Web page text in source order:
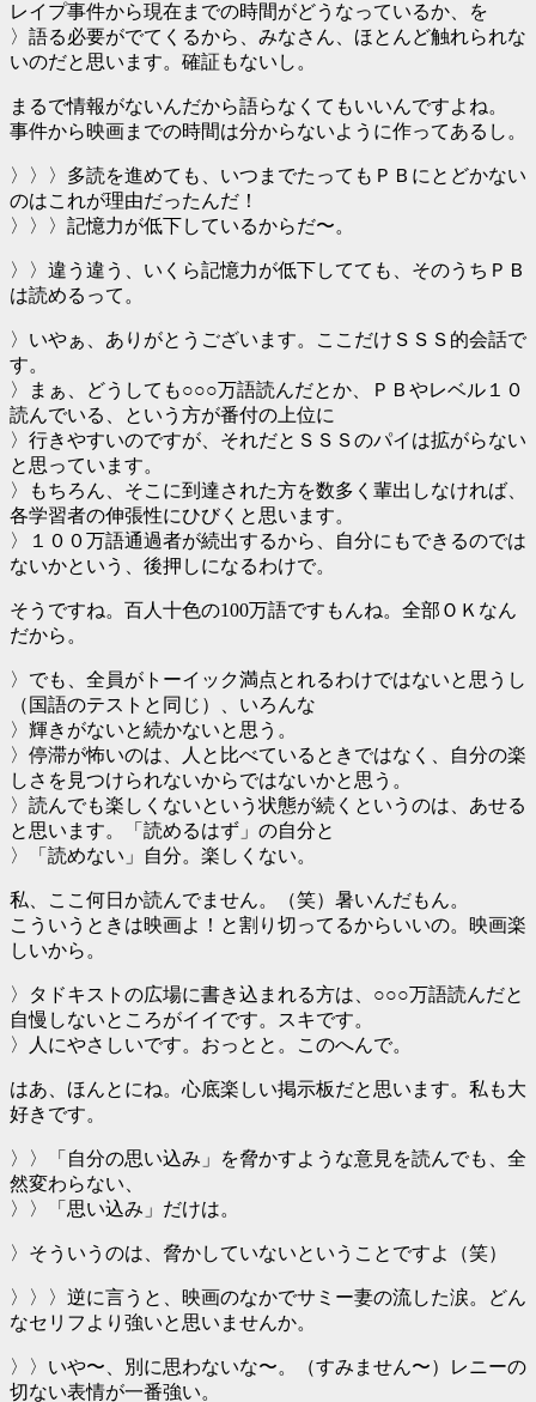
レイプ事件から現在までの時間がどうなっているか、を
〉語る必要がでてくるから、みなさん、ほとんど触れられな
いのだと思います。確証もないし。
まるで情報がないんだから語らなくてもいいんですよね。
事件から映画までの時間は分からないように作ってあるし。
〉〉〉多読を進めても、いつまでたってもＰＢにとどかない
のはこれが理由だったんだ！
〉〉〉記憶力が低下しているからだ〜。
〉〉違う違う、いくら記憶力が低下してても、そのうちＰＢ
は読めるって。
〉いやぁ、ありがとうございます。ここだけＳＳＳ的会話で
す。
〉まぁ、どうしても○○○万語読んだとか、ＰＢやレベル１０
読んでいる、という方が番付の上位に
〉行きやすいのですが、それだとＳＳＳのパイは拡がらない
と思っています。
〉もちろん、そこに到達された方を数多く輩出しなければ、
各学習者の伸張性にひびくと思います。
〉１００万語通過者が続出するから、自分にもできるのでは
ないかという、後押しになるわけで。
そうですね。百人十色の100万語ですもんね。全部ＯＫなん
だから。
〉でも、全員がトーイック満点とれるわけではないと思うし
（国語のテストと同じ）、いろんな
〉輝きがないと続かないと思う。
〉停滞が怖いのは、人と比べているときではなく、自分の楽
しさを見つけられないからではないかと思う。
〉読んでも楽しくないという状態が続くというのは、あせる
と思います。「読めるはず」の自分と
〉「読めない」自分。楽しくない。
私、ここ何日か読んでません。（笑）暑いんだもん。
こういうときは映画よ！と割り切ってるからいいの。映画楽
しいから。
〉タドキストの広場に書き込まれる方は、○○○万語読んだと
自慢しないところがイイです。スキです。
〉人にやさしいです。おっとと。このへんで。
はあ、ほんとにね。心底楽しい掲示板だと思います。私も大
好きです。
〉〉「自分の思い込み」を脅かすような意見を読んでも、全
然変わらない、
〉〉「思い込み」だけは。
〉そういうのは、脅かしていないということですよ（笑）
〉〉〉逆に言うと、映画のなかでサミー妻の流した涙。どん
なセリフより強いと思いませんか。
〉〉いや〜、別に思わないな〜。（すみません〜）レニーの
切ない表情が一番強い。